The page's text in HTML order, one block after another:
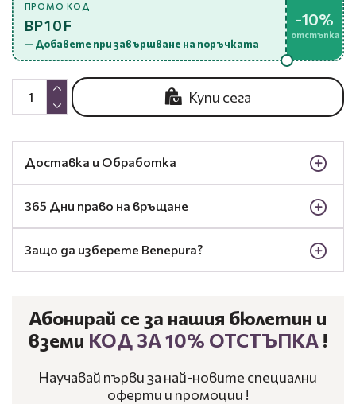
Купи сега
ПРОМО КОД
BP10F
— Добавете при завършване на поръчката
-10%
отстъпка
Доставка и Обработка
365 Дни право на връщане
Защо да изберете Benepura?
Абонирай се за нашия бюлетин и
вземи КОД ЗА 10% ОТСТЪПКА !
Научавай първи за най-новите специални
оферти и промоции !